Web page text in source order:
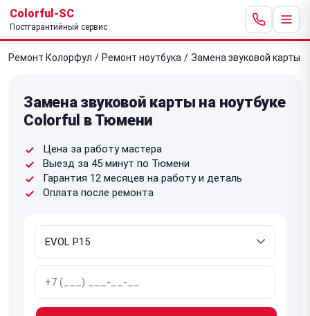
Colorful-SC
Постгарантийный сервис
Ремонт Колорфул / Ремонт ноутбука / Замена звуковой карты
Замена звуковой карты на ноутбуке
Colorful в Тюмени
Цена за работу мастера
Выезд за 45 минут по Тюмени
Гарантия 12 месяцев на работу и деталь
Оплата после ремонта